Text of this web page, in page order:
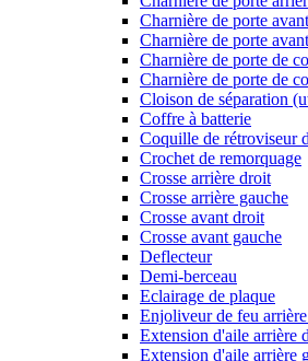
Charnière de porte
Charnière de porte
Charnière de porte de
Charnière de porte de
Cloison de séparation
Coffre à batterie
Coquille de rétroviseur
Crochet de remorquage
Crosse arrière droit
Crosse arrière gauche
Crosse avant droit
Crosse avant gauche
Deflecteur
Demi-berceau
Eclairage de plaque
Enjoliveur de feu
Extension d'aile arrière
Extension d'aile arrière